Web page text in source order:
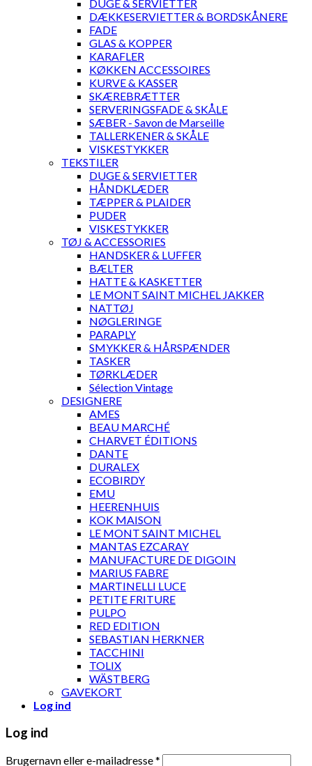
DUGE & SERVIETTER
DÆKKESERVIETTER & BORDSKÅNERE
FADE
GLAS & KOPPER
KARAFLER
KØKKEN ACCESSOIRES
KURVE & KASSER
SKÆREBRÆTTER
SERVERINGSFADE & SKÅLE
SÆBER - Savon de Marseille
TALLERKENER & SKÅLE
VISKESTYKKER
TEKSTILER
DUGE & SERVIETTER
HÅNDKLÆDER
TÆPPER & PLAIDER
PUDER
VISKESTYKKER
TØJ & ACCESSORIES
HANDSKER & LUFFER
BÆLTER
HATTE & KASKETTER
LE MONT SAINT MICHEL JAKKER
NATTØJ
NØGLERINGE
PARAPLY
SMYKKER & HÅRSPÆNDER
TASKER
TØRKLÆDER
Sélection Vintage
DESIGNERE
AMES
BEAU MARCHÉ
CHARVET ÉDITIONS
DANTE
DURALEX
ECOBIRDY
EMU
HEERENHUIS
KOK MAISON
LE MONT SAINT MICHEL
MANTAS EZCARAY
MANUFACTURE DE DIGOIN
MARIUS FABRE
MARTINELLI LUCE
PETITE FRITURE
PULPO
RED EDITION
SEBASTIAN HERKNER
TACCHINI
TOLIX
WÄSTBERG
GAVEKORT
Log ind
Log ind
Brugernavn eller e-mailadresse*